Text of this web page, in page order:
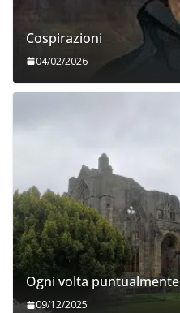
Cospirazioni
04/02/2026
Ogni volta puntualmente
09/12/2025